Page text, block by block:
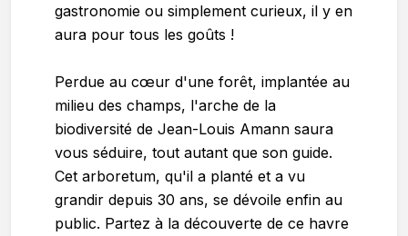
gastronomie ou simplement curieux, il y en
aura pour tous les goûts !
Perdue au cœur d'une forêt, implantée au
milieu des champs, l'arche de la
biodiversité de Jean-Louis Amann saura
vous séduire, tout autant que son guide.
Cet arboretum, qu'il a planté et a vu
grandir depuis 30 ans, se dévoile enfin au
public. Partez à la découverte de ce havre